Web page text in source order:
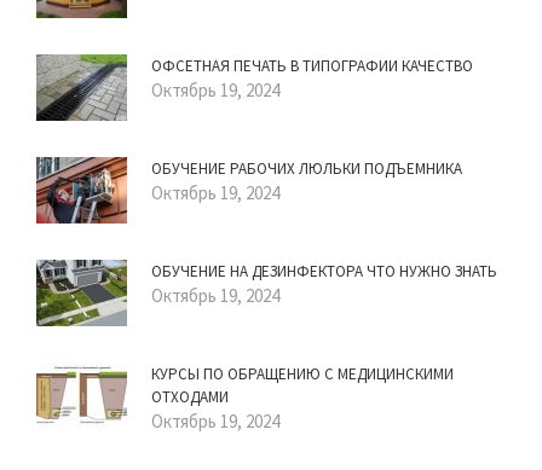
ОФСЕТНАЯ ПЕЧАТЬ В ТИПОГРАФИИ КАЧЕСТВО
Октябрь 19, 2024
ОБУЧЕНИЕ РАБОЧИХ ЛЮЛЬКИ ПОДЪЕМНИКА
Октябрь 19, 2024
ОБУЧЕНИЕ НА ДЕЗИНФЕКТОРА ЧТО НУЖНО ЗНАТЬ
Октябрь 19, 2024
КУРСЫ ПО ОБРАЩЕНИЮ С МЕДИЦИНСКИМИ
ОТХОДАМИ
Октябрь 19, 2024